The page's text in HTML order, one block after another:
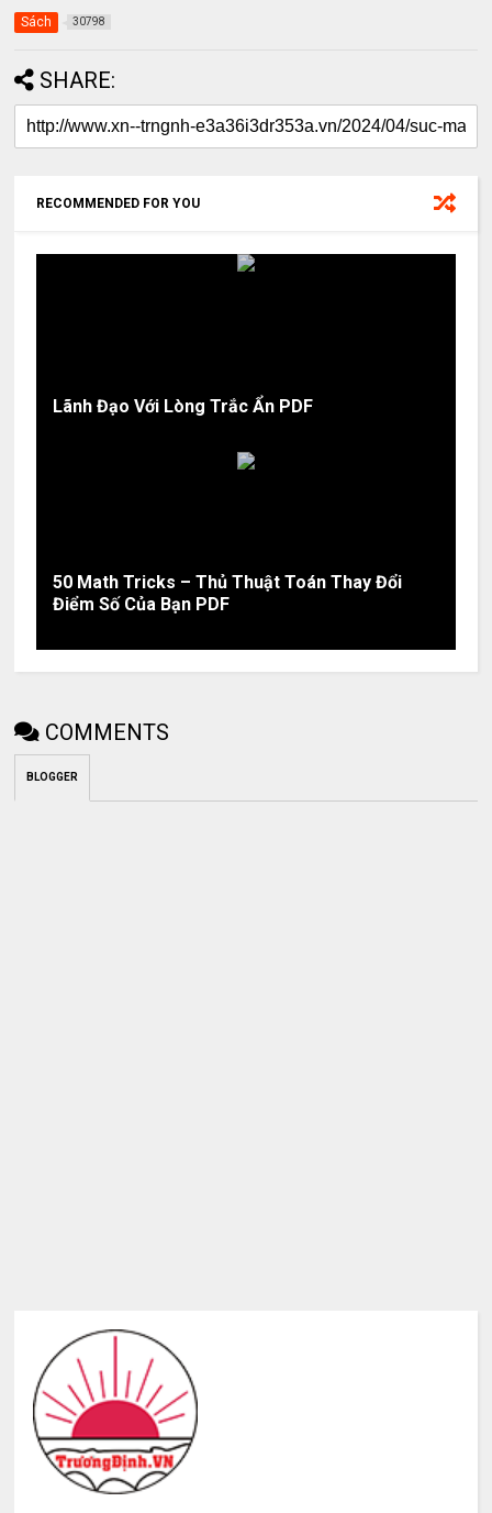
Sách 30798
SHARE:
RECOMMENDED FOR YOU
Lãnh Đạo Với Lòng Trắc Ẩn PDF
50 Math Tricks – Thủ Thuật Toán Thay Đổi
Điểm Số Của Bạn PDF
COMMENTS
BLOGGER